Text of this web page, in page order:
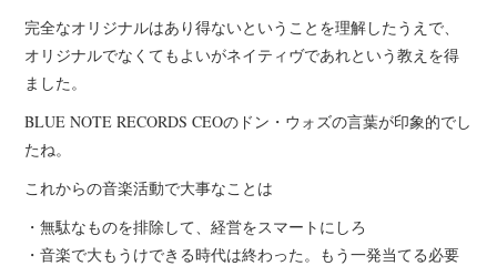
完全なオリジナルはあり得ないということを理解したうえで、
オリジナルでなくてもよいがネイティヴであれという教えを得
ました。
BLUE NOTE RECORDS CEOのドン・ウォズの言葉が印象的でし
たね。
これからの音楽活動で大事なことは
・無駄なものを排除して、経営をスマートにしろ
・音楽で大もうけできる時代は終わった。もう一発当てる必要